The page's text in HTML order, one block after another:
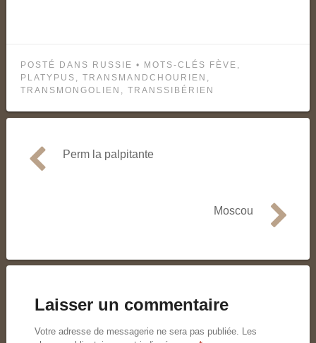
POSTÉ DANS RUSSIE • MOTS-CLÉS FÈVE ,
PLATYPUS , TRANSMANDCHOURIEN ,
TRANSMONGOLIEN , TRANSSIBÉRIEN
NavigationPerm la palpitante
Moscou
Laisser un commentaire
Votre adresse de messagerie ne sera pas publiée. Les